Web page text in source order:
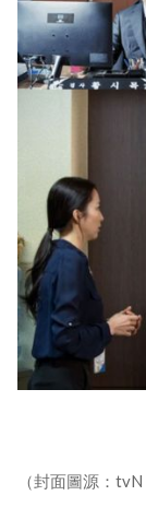
（封面圖源：